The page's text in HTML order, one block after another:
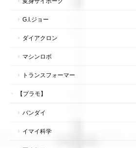
G.I.ジョー
ダイアクロン
マシンロボ
トランスフォーマー
【プラモ】
バンダイ
イマイ科学